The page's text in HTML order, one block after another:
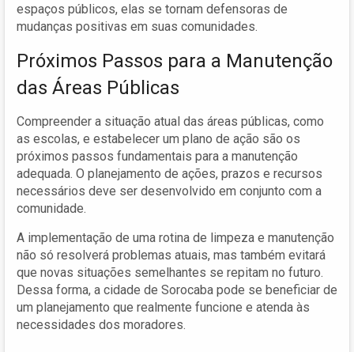
espaços públicos, elas se tornam defensoras de
mudanças positivas em suas comunidades.
Próximos Passos para a Manutenção
das Áreas Públicas
Compreender a situação atual das áreas públicas, como
as escolas, e estabelecer um plano de ação são os
próximos passos fundamentais para a manutenção
adequada. O planejamento de ações, prazos e recursos
necessários deve ser desenvolvido em conjunto com a
comunidade.
A implementação de uma rotina de limpeza e manutenção
não só resolverá problemas atuais, mas também evitará
que novas situações semelhantes se repitam no futuro.
Dessa forma, a cidade de Sorocaba pode se beneficiar de
um planejamento que realmente funcione e atenda às
necessidades dos moradores.